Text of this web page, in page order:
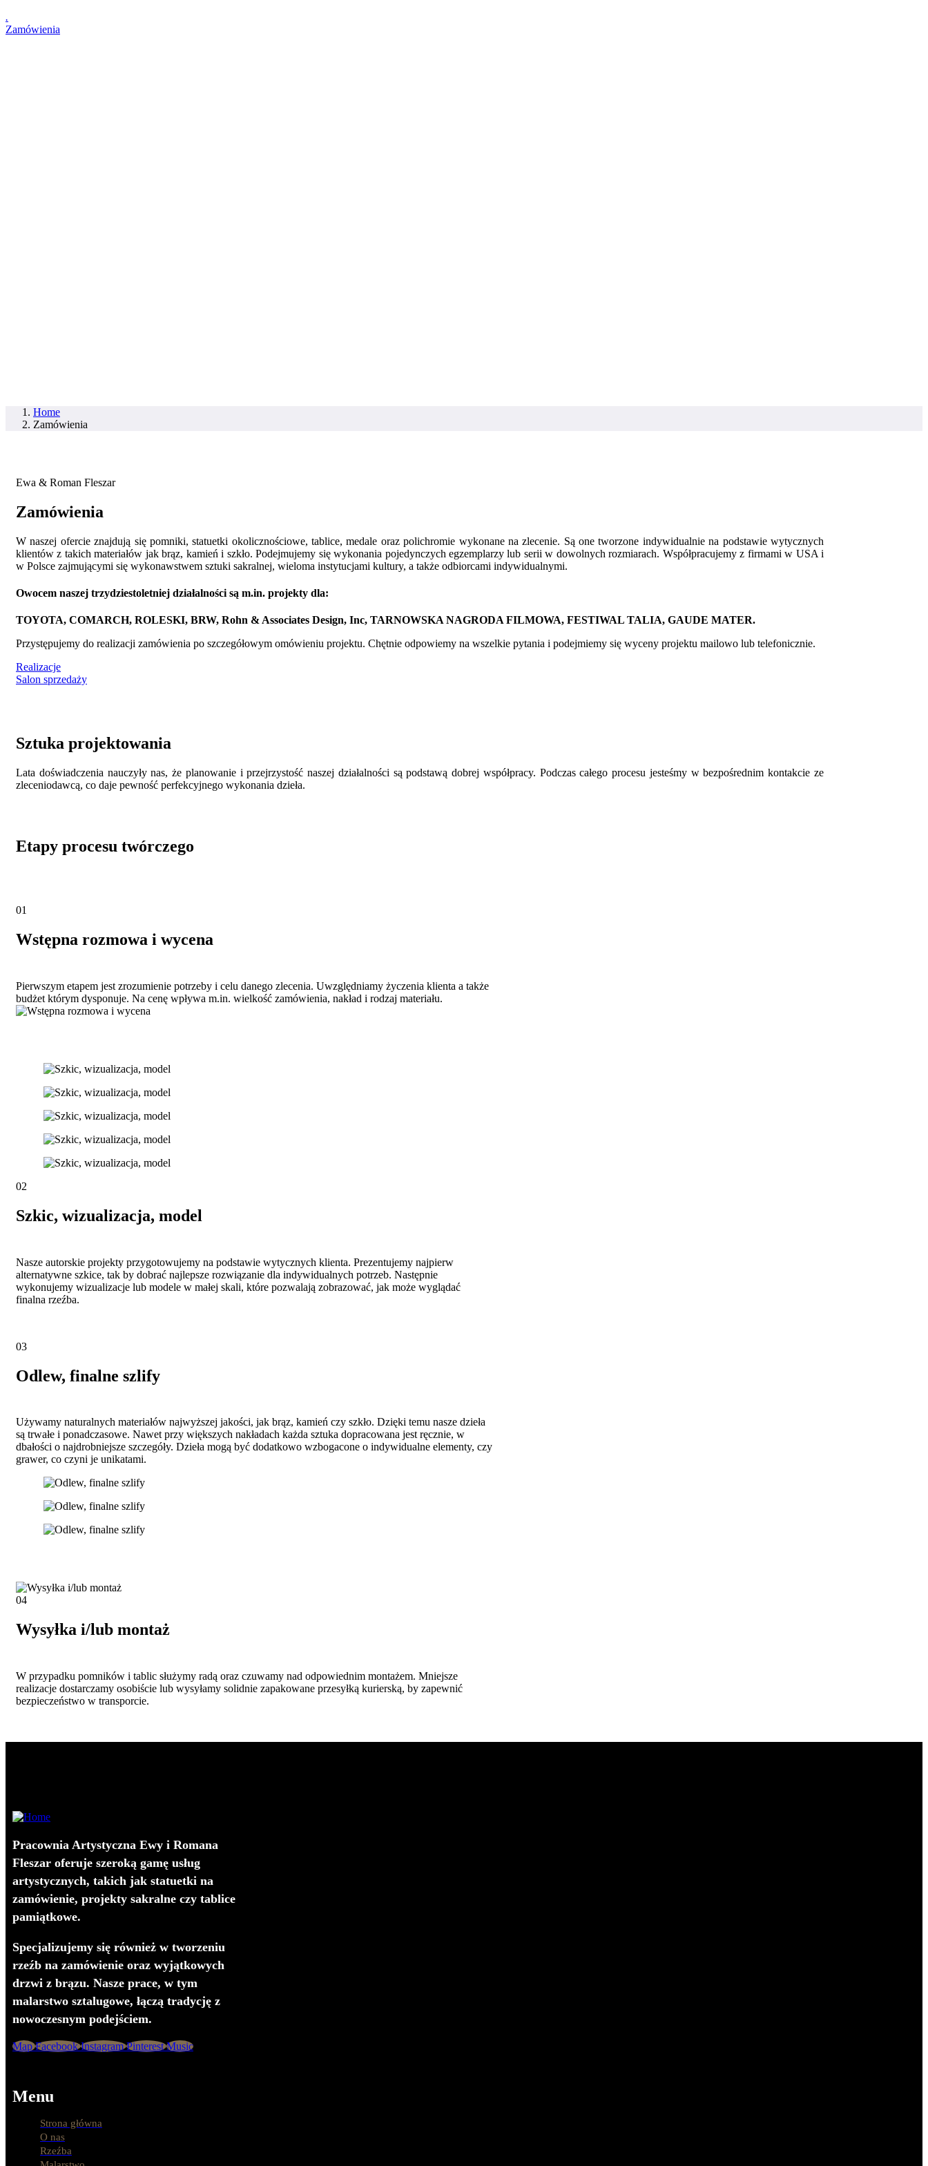
.
Zamówienia
Home
Zamówienia
Ewa & Roman Fleszar
Zamówienia
W naszej ofercie znajdują się pomniki, statuetki okolicznościowe, tablice, medale oraz polichromie wykonane na zlecenie. Są one tworzone indywidualnie na podstawie wytycznych
klientów z takich materiałów jak brąz, kamień i szkło. Podejmujemy się wykonania pojedynczych egzemplarzy lub serii w dowolnych rozmiarach. Współpracujemy z firmami w USA i
w Polsce zajmującymi się wykonawstwem sztuki sakralnej, wieloma instytucjami kultury, a także odbiorcami indywidualnymi.
Owocem naszej trzydziestoletniej działalności są m.in. projekty dla:
TOYOTA, COMARCH, ROLESKI, BRW, Rohn & Associates Design, Inc, TARNOWSKA NAGRODA FILMOWA, FESTIWAL TALIA, GAUDE MATER.
Przystępujemy do realizacji zamówienia po szczegółowym omówieniu projektu. Chętnie odpowiemy na wszelkie pytania i podejmiemy się wyceny projektu mailowo lub telefonicznie.
Realizacje
Salon sprzedaży
Sztuka projektowania
Lata doświadczenia nauczyły nas, że planowanie i przejrzystość naszej działalności są podstawą dobrej współpracy. Podczas całego procesu jesteśmy w bezpośrednim kontakcie ze
zleceniodawcą, co daje pewność perfekcyjnego wykonania dzieła.
Etapy procesu twórczego
01
Wstępna rozmowa i wycena
Pierwszym etapem jest zrozumienie potrzeby i celu danego zlecenia. Uwzględniamy życzenia klienta a także
budżet którym dysponuje. Na cenę wpływa m.in. wielkość zamówienia, nakład i rodzaj materiału.
02
Szkic, wizualizacja, model
Nasze autorskie projekty przygotowujemy na podstawie wytycznych klienta. Prezentujemy najpierw
alternatywne szkice, tak by dobrać najlepsze rozwiązanie dla indywidualnych potrzeb. Następnie
wykonujemy wizualizacje lub modele w małej skali, które pozwalają zobrazować, jak może wyglądać
finalna rzeźba.
03
Odlew, finalne szlify
Używamy naturalnych materiałów najwyższej jakości, jak brąz, kamień czy szkło. Dzięki temu nasze dzieła
są trwałe i ponadczasowe. Nawet przy większych nakładach każda sztuka dopracowana jest ręcznie, w
dbałości o najdrobniejsze szczegóły. Dzieła mogą być dodatkowo wzbogacone o indywidualne elementy, czy
grawer, co czyni je unikatami.
04
Wysyłka i/lub montaż
W przypadku pomników i tablic służymy radą oraz czuwamy nad odpowiednim montażem. Mniejsze
realizacje dostarczamy osobiście lub wysyłamy solidnie zapakowane przesyłką kurierską, by zapewnić
bezpieczeństwo w transporcie.
Pracownia Artystyczna Ewy i Romana
Fleszar oferuje szeroką gamę usług
artystycznych, takich jak statuetki na
zamówienie, projekty sakralne czy tablice
pamiątkowe.
Specjalizujemy się również w tworzeniu
rzeźb na zamówienie oraz wyjątkowych
drzwi z brązu. Nasze prace, w tym
malarstwo sztalugowe, łączą tradycję z
nowoczesnym podejściem.
Map Facebook Instagram Pinterest Music
Menu
Strona główna
O nas
Rzeźba